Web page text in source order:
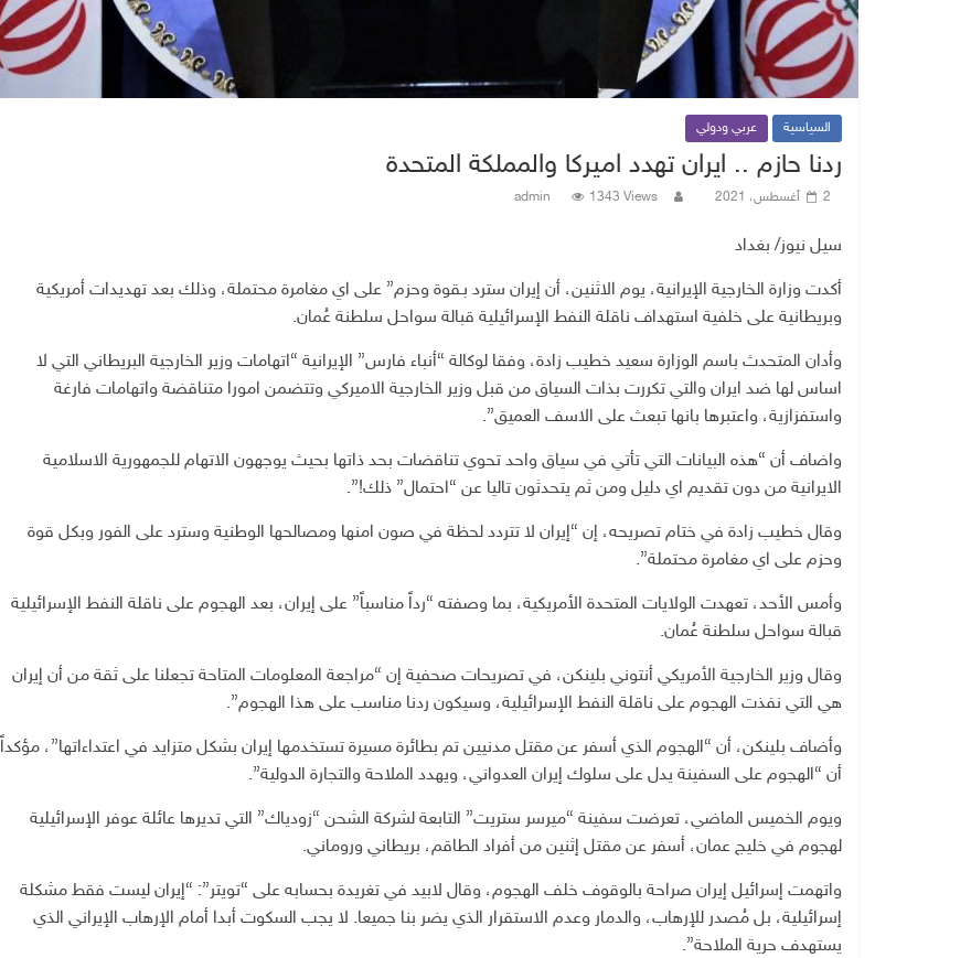
السياسية عربي ودولي
ردنا حازم .. ايران تهدد اميركا والمملكة المتحدة
2 أغسطس، 2021 admin 1343 Views
سيل نيوز/ بغداد
أكدت وزارة الخارجية الإيرانية، يوم الاثنين، أن إيران سترد بـقوة وحزم” على اي مغامرة محتملة، وذلك بعد تهديدات أمريكية
وبريطانية على خلفية استهداف ناقلة النفط الإسرائيلية قبالة سواحل سلطنة عُمان.
وأدان المتحدث باسم الوزارة سعيد خطيب زادة، وفقا لوكالة “أنباء فارس” الإيرانية “اتهامات وزير الخارجية البريطاني التي لا
اساس لها ضد ايران والتي تكررت بذات السياق من قبل وزير الخارجية الاميركي وتتضمن امورا متناقضة واتهامات فارغة
واستفزازية، واعتبرها بانها تبعث على الاسف العميق”.
واضاف أن “هذه البيانات التي تأتي في سياق واحد تحوي تناقضات بحد ذاتها بحيث يوجهون الاتهام للجمهورية الاسلامية
الايرانية من دون تقديم اي دليل ومن ثم يتحدثون تاليا عن “احتمال” ذلك!”.
وقال خطيب زادة في ختام تصريحه، إن “إيران لا تتردد لحظة في صون امنها ومصالحها الوطنية وسترد على الفور وبكل قوة
وحزم على اي مغامرة محتملة”.
وأمس الأحد، تعهدت الولايات المتحدة الأمريكية، بما وصفته “رداً مناسباً” على إيران، بعد الهجوم على ناقلة النفط الإسرائيلية
قبالة سواحل سلطنة عُمان.
وقال وزير الخارجية الأمريكي أنتوني بلينكن، في تصريحات صحفية إن “مراجعة المعلومات المتاحة تجعلنا على ثقة من أن إيران
هي التي نفذت الهجوم على ناقلة النفط الإسرائيلية، وسيكون ردنا مناسب على هذا الهجوم”.
وأضاف بلينكن، أن “الهجوم الذي أسفر عن مقتل مدنيين تم بطائرة مسيرة تستخدمها إيران بشكل متزايد في اعتداءاتها”، مؤكداً
أن “الهجوم على السفينة يدل على سلوك إيران العدواني، ويهدد الملاحة والتجارة الدولية”.
ويوم الخميس الماضي، تعرضت سفينة “ميرسر ستريت” التابعة لشركة الشحن “زودياك” التي تديرها عائلة عوفر الإسرائيلية
لهجوم في خليج عمان، أسفر عن مقتل إثنين من أفراد الطاقم، بريطاني وروماني.
واتهمت إسرائيل إيران صراحة بالوقوف خلف الهجوم، وقال لابيد في تغريدة بحسابه على “تويتر”: “إيران ليست فقط مشكلة
إسرائيلية، بل مُصدر للإرهاب، والدمار وعدم الاستقرار الذي يضر بنا جميعا. لا يجب السكوت أبدا أمام الإرهاب الإيراني الذي
يستهدف حرية الملاحة”.